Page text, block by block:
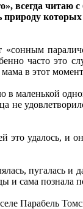
всегда читаю
«сонным
часто это
в этот
в маленькой
не
удалось, и
пугалась и
и сама познала
Парабель